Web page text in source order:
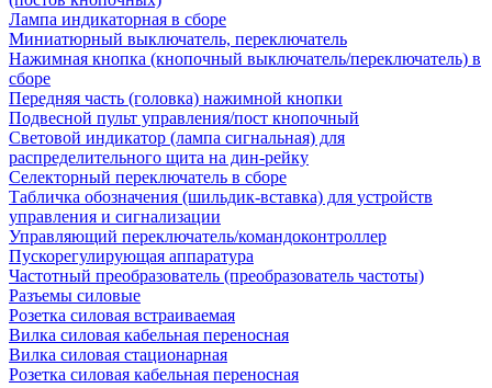
Лампа индикаторная в сборе
Миниатюрный выключатель, переключатель
Нажимная кнопка (кнопочный выключатель/переключатель) в
сборе
Передняя часть (головка) нажимной кнопки
Подвесной пульт управления/пост кнопочный
Световой индикатор (лампа сигнальная) для
распределительного щита на дин-рейку
Селекторный переключатель в сборе
Табличка обозначения (шильдик-вставка) для устройств
управления и сигнализации
Управляющий переключатель/командоконтроллер
Пускорегулирующая аппаратура
Частотный преобразователь (преобразователь частоты)
Разъемы силовые
Розетка силовая встраиваемая
Вилка силовая кабельная переносная
Вилка силовая стационарная
Розетка силовая кабельная переносная